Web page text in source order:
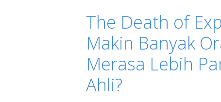
The Death of
Makin Banyak
Merasa Lebih
Ahli?